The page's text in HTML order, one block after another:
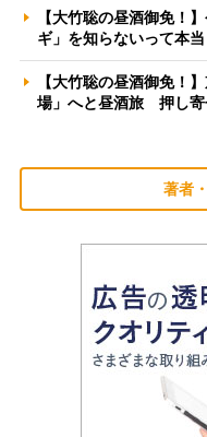
【大竹聡の昼酒御免！
ギ」を知らないって本
【大竹聡の昼酒御免！
場」へと昼酒旅 押し
著者